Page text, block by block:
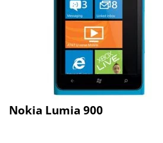
Nokia Lumia 900